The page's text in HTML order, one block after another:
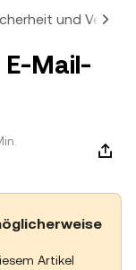
und
E-Mail-
Artikel